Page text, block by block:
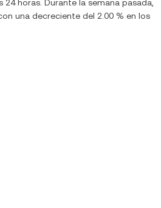
horas. Durante la semana pasada,
una decreciente del 2.00 % en los